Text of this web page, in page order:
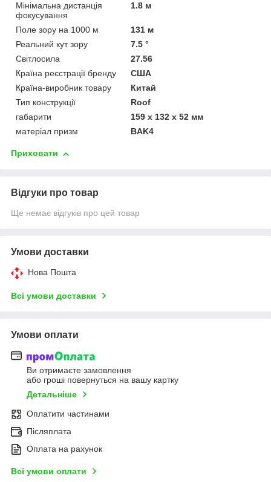
Мінімальна дистанція
фокусування
1.8 м
Поле зору на 1000 м
131 м
Реальний кут зору
7.5 °
Світлосила
27.56
Країна реєстрації бренду
США
Країна-виробник товару
Китай
Тип конструкції
Roof
габарити
159 x 132 x 52 мм
матеріал призм
BAK4
Приховати
Відгуки про товар
Ще немає відгуків про цей товар
Умови доставки
Нова Пошта
Всі умови доставки
Умови оплати
Ви отримаєте замовлення
або гроші повернуться на вашу картку
Детальніше
Оплатити частинами
Післяплата
Оплата на рахунок
Всі умови оплати